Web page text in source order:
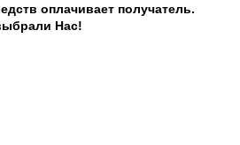
оплачивает получатель.
Нас!